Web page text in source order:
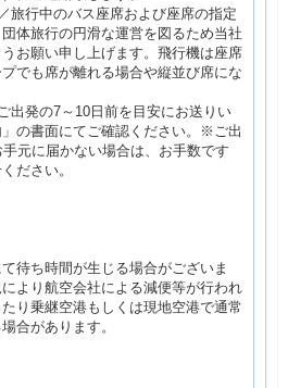
旅行中のバス座席および座席の指定
体旅行の円滑な運営を図るため当社
お願い申し上げます。飛行機は座席
でも席が離れる場合や縦並び席にな
出発の7～10日前を目安にお送りい
の書面にてご確認ください。※ご出
元に届かない場合は、お手数です
ださい。
待ち時間が生じる場合がございま
より航空会社による減便等が行われ
り乗継空港もしくは現地空港で通常
合があります。